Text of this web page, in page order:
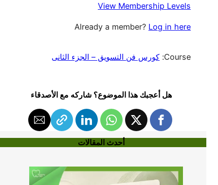
View Membership Levels
Already a member?Log in here
Course: كورس فن التسويق – الجزء الثانى
هل أعجبك هذا الموضوع؟ شاركه مع الأصدقاء
أحدث المقالات